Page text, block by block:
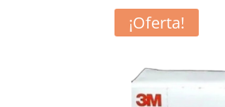
¡Oferta!